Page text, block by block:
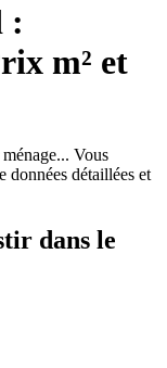
:
m² et
Vous
données détaillées et
dans le